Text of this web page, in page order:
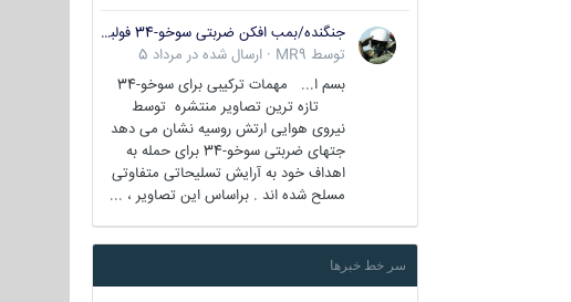
جنگنده/بمب افکن ضربتی سوخو-34 فولبک ( Sukhoi Su-34/Fullback)
توسط MR9
· ارسال شده در مرداد 5
بسم ا... مهمات ترکیبی برای سوخو-34
تازه ترین تصاویر منتشره توسط
نیروی هوایی ارتش روسیه نشان می دهد
جتهای ضربتی سوخو-34 برای حمله به
اهداف خود به آرایش تسلیحاتی متفاوتی
مسلح شده اند . براساس این تصاویر ، ...
سر خط خبرها